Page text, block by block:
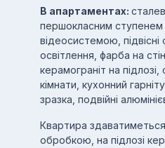
В апартаментах:
першокласним
відеосистемою, підвісні
освітлення, фарба на
керамограніт на підлозі,
кімнати, кухонний
зразка, подвійні
Квартира
обробкою, на підлозі